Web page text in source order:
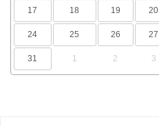
17 18 19 20
24 25 26 27
31 1 2 3